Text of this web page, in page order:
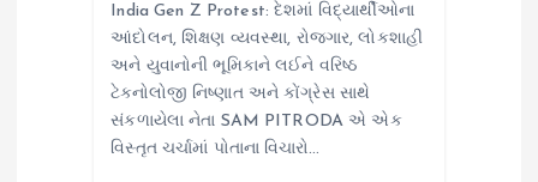
India Gen Z Protest: દેશમાં વિદ્યાર્થીઓના
આંદોલન, શિક્ષણ વ્યવસ્થા, રોજગાર, લોકશાહી
અને યુવાનોની ભૂમિકાને લઈને વરિષ્ઠ
ટેક્નોલોજી નિષ્ણાત અને કોંગ્રેસ સાથે
સંકળાયેલા નેતા SAM PITRODA એ એક
વિસ્તૃત ચર્ચામાં પોતાના વિચારો…